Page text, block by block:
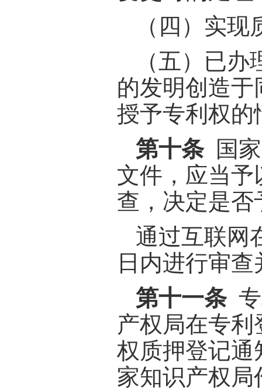
（四）实
（五）已
的发明创造
授予专利权的
第十条国家
文件，应当予
查，决定是否
通过互联网
日内进行审
第十一条专
产权局在专
权质押登记通
家知识产权